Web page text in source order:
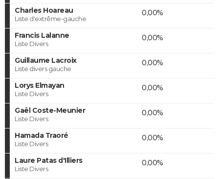
Charles Hoareau
Liste d'extrême-gauche
0,00%
Francis Lalanne
Liste Divers
0,00%
Guillaume Lacroix
Liste divers gauche
0,00%
Lorys Elmayan
Liste Divers
0,00%
Gaël Coste-Meunier
Liste Divers
0,00%
Hamada Traoré
Liste Divers
0,00%
Laure Patas d'Illiers
Liste Divers
0,00%